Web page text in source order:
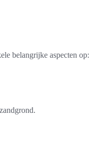
belangrijke aspecten op: